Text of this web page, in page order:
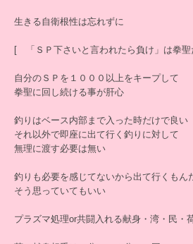
生きる自衛根性は忘れずに
[ 「ＳＰ下さいと言われたら負け」は拳
自分のＳＰを１０００以上をキープして
拳聖に回し続ける事が肝心
釣りはベース内部まで入った時だけで良い
それ以外で即座に出て行く釣りに対して
無理に渡す必要は無い
釣りも必要を感じてないから出て行くもん
そう思っていてもいい
プラズマ処理or共闘入れる献身・湾・民・